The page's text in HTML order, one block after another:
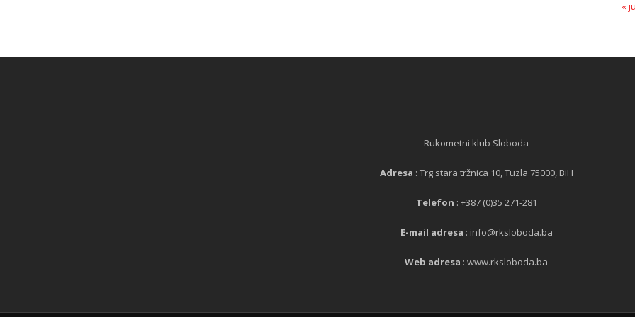
«
Rukometni klub Sloboda
Adresa : Trg stara tržnica 10, Tuzla 75000, BiH
Telefon : +387 (0)35 271-281
E-mail adresa : info@rksloboda.ba
Web adresa : www.rksloboda.ba